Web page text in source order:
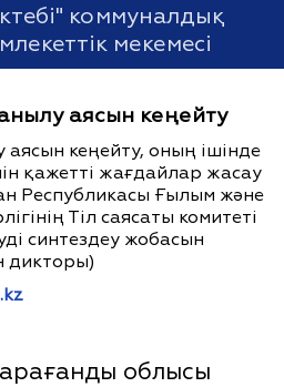
коммуналдық
мекемесі
аясын кеңейту
аясын кеңейту, оның ішінде
қажетті жағдайлар жасау
Республикасы Ғылым және
Тіл саясаты комитеті
синтездеу жобасын
дикторы)
облысы